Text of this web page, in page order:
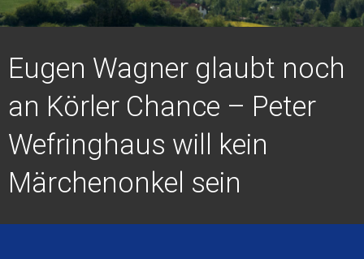
Eugen Wagner glaubt noch
an Körler Chance – Peter
Wefringhaus will kein
Märchenonkel sein